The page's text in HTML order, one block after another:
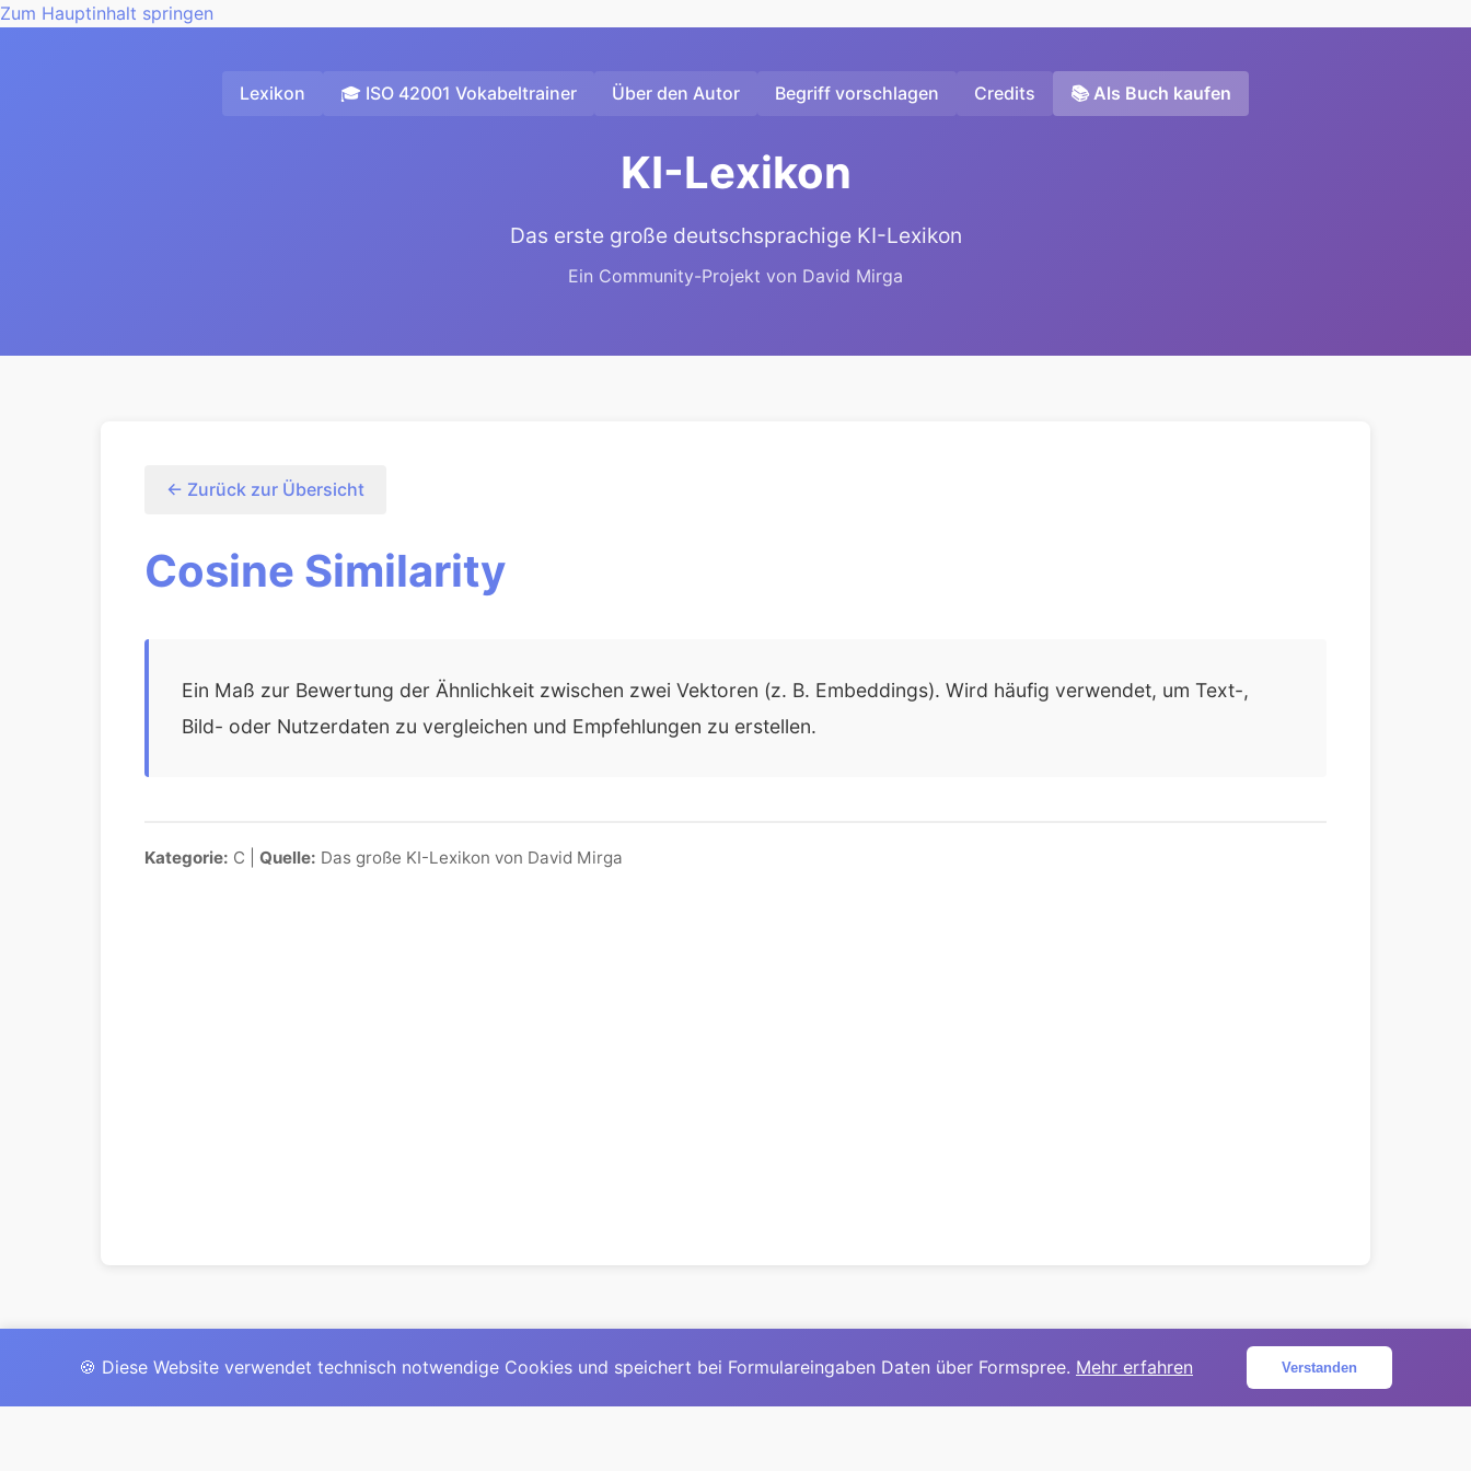
Zum Hauptinhalt springen
Lexikon 🎓 ISO 42001 Vokabeltrainer Über den Autor Begriff vorschlagen Credits 📚 Als Buch kaufen
KI-Lexikon
Das erste große deutschsprachige KI-Lexikon
Ein Community-Projekt von David Mirga
← Zurück zur Übersicht
Cosine Similarity
Ein Maß zur Bewertung der Ähnlichkeit zwischen zwei Vektoren (z. B. Embeddings). Wird häufig verwendet, um Text-,
Bild- oder Nutzerdaten zu vergleichen und Empfehlungen zu erstellen.
Kategorie: C | Quelle: Das große KI-Lexikon von David Mirga
© 2025David Mirga|LinkedIn|davidmirga.com
🍪 Diese Website verwendet technisch notwendige Cookies und speichert bei Formulareingaben Daten über Formspree. Mehr erfahren Verstanden